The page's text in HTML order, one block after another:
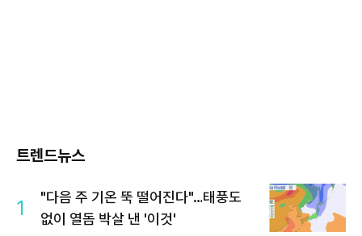
트렌드뉴스
1
"다음 주 기온 뚝 떨어진다"…태풍도
없이 열돔 박살 낸 '이것'